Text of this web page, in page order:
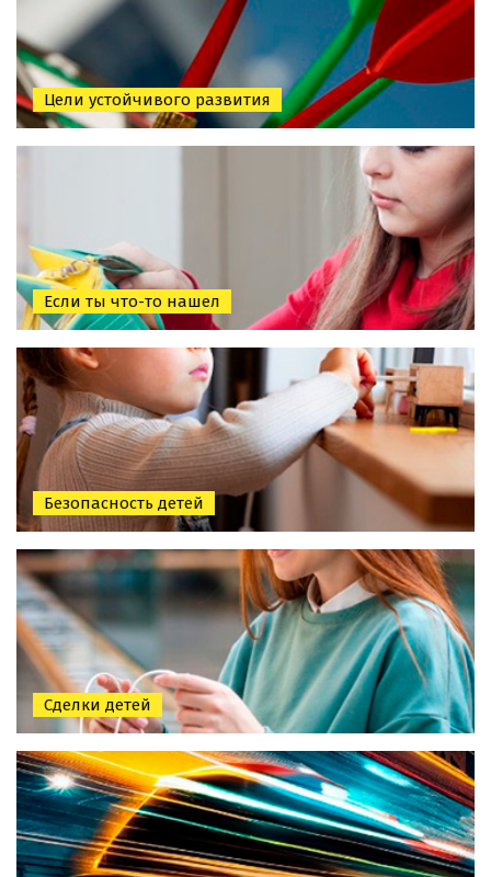
Цели устойчивого развития
Если ты что-то нашел
Безопасность детей
Сделки детей